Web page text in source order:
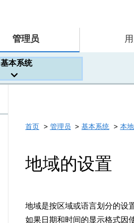
管理员
基本系统
首页 管理员 基本系统 本
地域的设置
地域是按区域或语言划分的设
如果日期和时间的显示格式因